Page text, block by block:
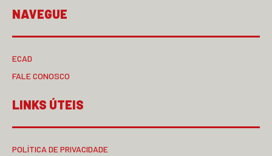
NAVEGUE
ECAD
FALE CONOSCO
LINKS ÚTEIS
POLÍTICA DE PRIVACIDADE